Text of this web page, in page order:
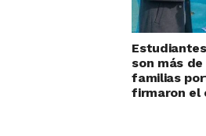
son más
familias
firmaron el